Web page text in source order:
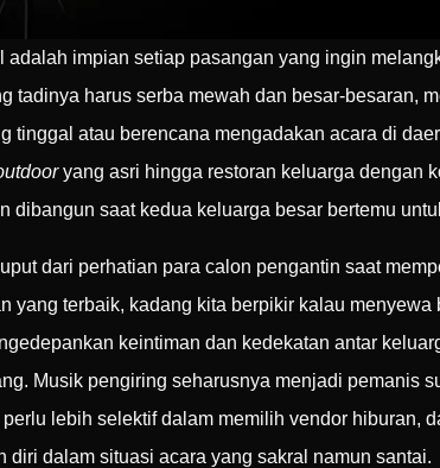
adalah impian setiap pasangan yang ingin
tadinya harus serba mewah dan besar-besaran,
tinggal atau berencana mengadakan acara di
yang asri hingga restoran keluarga dengan
dibangun saat kedua keluarga besar bertemu
dari perhatian para calon pengantin saat
yang terbaik, kadang kita berpikir kalau
keintiman dan kedekatan antar
Musik pengiring seharusnya menjadi pemanis
lebih selektif dalam memilih vendor hiburan,
diri dalam situasi acara yang sakral namun santai.